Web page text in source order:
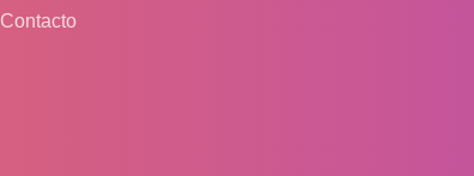
Contacto